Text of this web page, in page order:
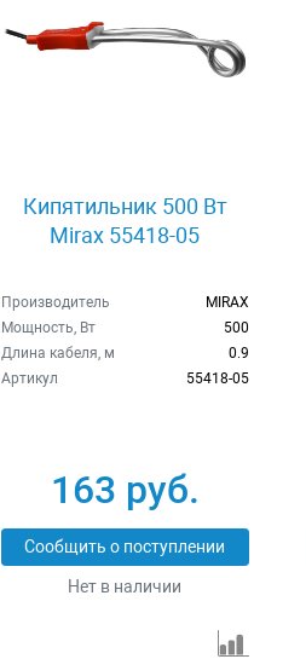
Кипятильник 500 Вт
Mirax 55418-05
Производитель
MIRAX
Мощность, Вт
500
Длина кабеля, м
0.9
Артикул
55418-05
163 руб.
Сообщить о поступлении
Нет в наличии